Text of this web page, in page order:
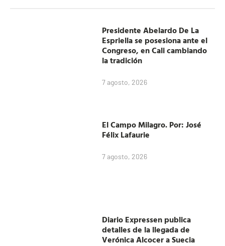
Presidente Abelardo De La
Espriella se posesiona ante el
Congreso, en Cali cambiando
la tradición
7 agosto, 2026
El Campo Milagro. Por: José
Félix Lafaurie
7 agosto, 2026
Diario Expressen publica
detalles de la llegada de
Verónica Alcocer a Suecia